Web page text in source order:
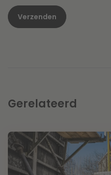
Gerelateerd